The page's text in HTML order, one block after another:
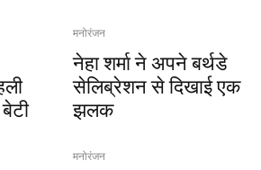
मनोरंजन
नेहा शर्मा ने अपने बर्थडे
सेलिब्रेशन से दिखाई एक
झलक
मनोरंजन